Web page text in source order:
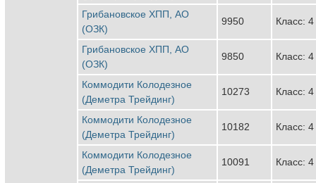
Грибановское ХПП, АО
(ОЗК)
9950 Класс: 4
Грибановское ХПП, АО
(ОЗК)
9850 Класс: 4
Коммодити Колодезное
(Деметра Трейдинг)
10273 Класс: 4
Коммодити Колодезное
(Деметра Трейдинг)
10182 Класс: 4
Коммодити Колодезное
(Деметра Трейдинг)
10091 Класс: 4